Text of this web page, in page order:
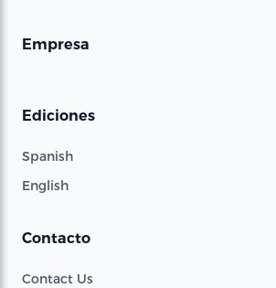
Empresa
Ediciones
Spanish
English
Contacto
Contact Us